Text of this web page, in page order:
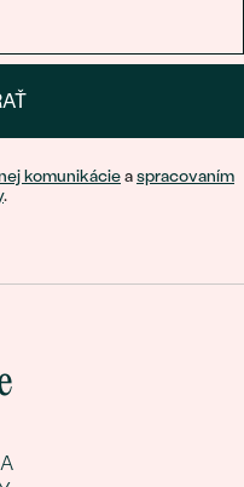
komunikácieaspracovaním
.